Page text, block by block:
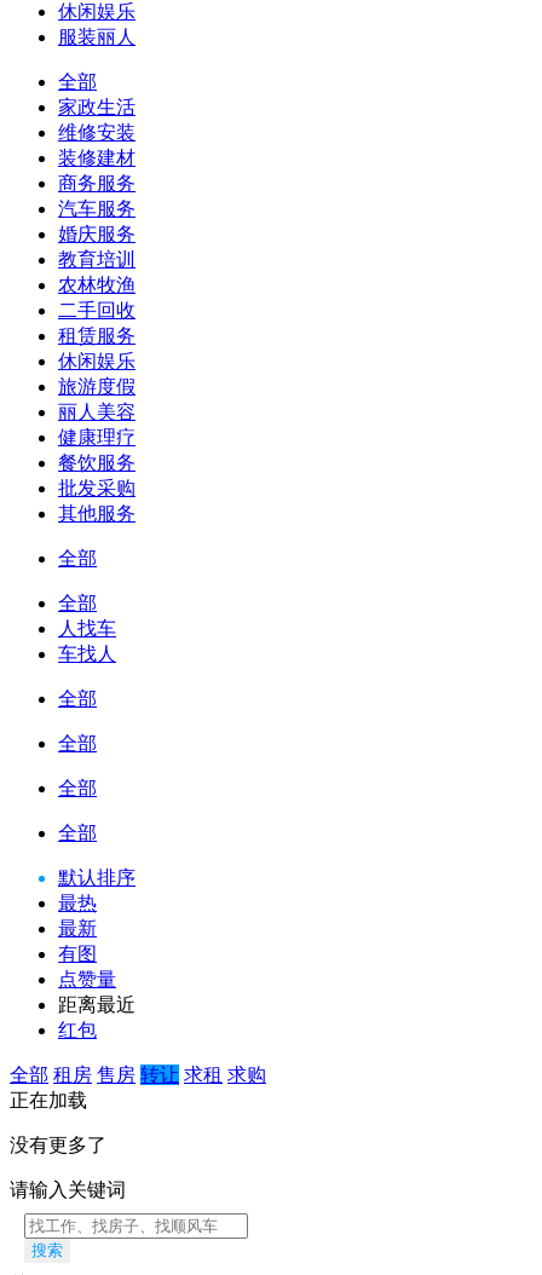
休闲娱乐
服装丽人
全部
家政生活
维修安装
装修建材
商务服务
汽车服务
婚庆服务
教育培训
农林牧渔
二手回收
租赁服务
休闲娱乐
旅游度假
丽人美容
健康理疗
餐饮服务
批发采购
其他服务
全部
全部
人找车
车找人
全部
全部
全部
全部
默认排序
最热
最新
有图
点赞量
距离最近
红包
全部 租房 售房 转让 求租 求购
正在加载
没有更多了
请输入关键词
搜索